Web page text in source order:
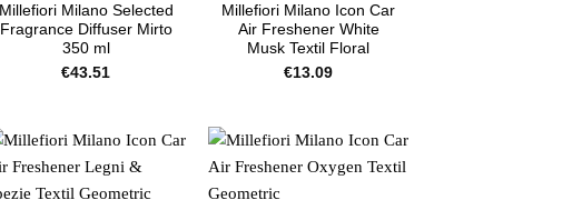
Millefiori Milano Selected
Fragrance Diffuser Mirto
350 ml
€43.51
Millefiori Milano Icon Car
Air Freshener White
Musk Textil Floral
€13.09